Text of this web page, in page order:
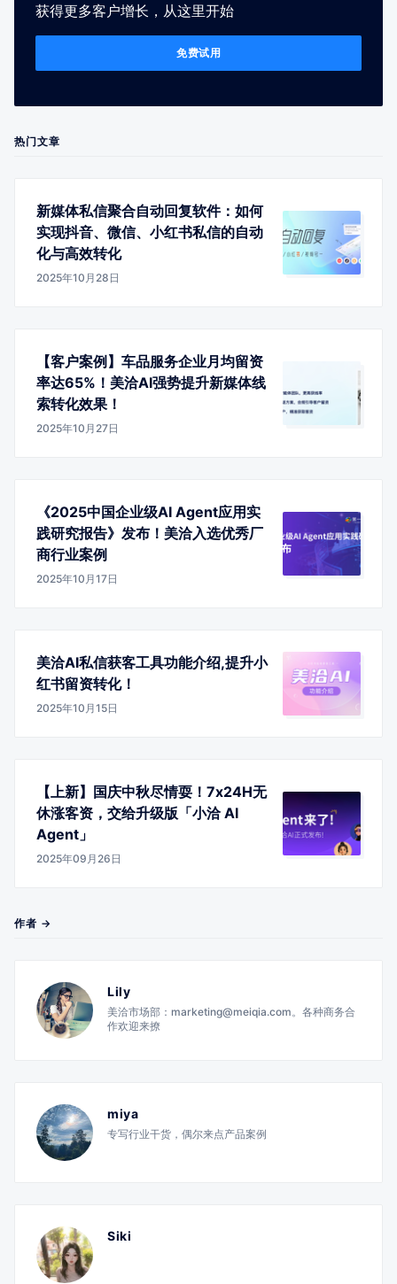
获得更多客户增长，从这里开始
免费试用
热门文章
新媒体私信聚合自动回复软件：如何
实现抖音、微信、小红书私信的自动
化与高效转化
2025年10月28日
【客户案例】车品服务企业月均留资
率达65%！美洽AI强势提升新媒体线
索转化效果！
2025年10月27日
《2025中国企业级AI Agent应用实
践研究报告》发布！美洽入选优秀厂
商行业案例
2025年10月17日
美洽AI私信获客工具功能介绍,提升小
红书留资转化！
2025年10月15日
【上新】国庆中秋尽情耍！7x24H无
休涨客资，交给升级版「小洽 AI
Agent」
2025年09月26日
作者 →
Lily
美洽市场部：marketing@meiqia.com。各种商务合
作欢迎来撩
miya
专写行业干货，偶尔来点产品案例
Siki